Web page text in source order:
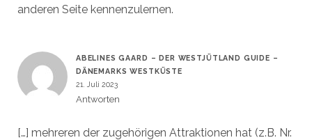
anderen Seite kennenzulernen.
ABELINES GAARD – DER WESTJÜTLAND GUIDE –
DÄNEMARKS WESTKÜSTE
21. Juli 2023
Antworten
[…] mehreren der zugehörigen Attraktionen hat (z.B. Nr.